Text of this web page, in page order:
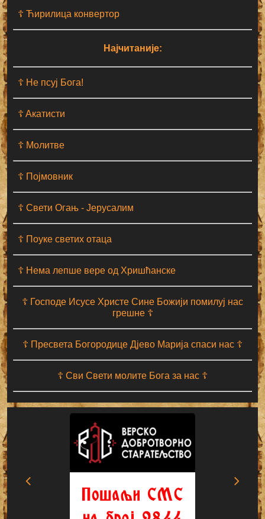
☦ Ћирилица конвертор
Најчитаније:
☦ Не псуј Бога!
☦ Aкатисти
☦ Молитве
☦ Појмовник
☦ Свети Огањ - Јерусалим
☦ Поуке светих отаца
☦ Нема лепше вере од Хришћанске
☦ Господе Исусе Христе Сине Божији помилуј нас
грешне ☦
☦ Пресвета Богородице Дјево Марија спаси нас ☦
☦ Сви Свети молите Бога за нас ☦